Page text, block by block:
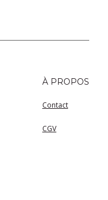
À PROPOS
Contact
CGV